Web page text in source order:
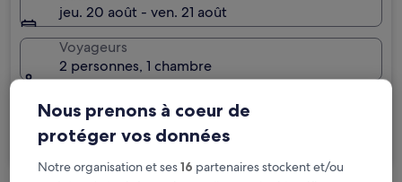
jeu. 20 août - ven. 21 août
Voyageurs
2 personnes, 1 chambre
Rechercher
Nous prenons à coeur de
protéger vos données
Notre organisation et ses16 partenaires stockent et/ou